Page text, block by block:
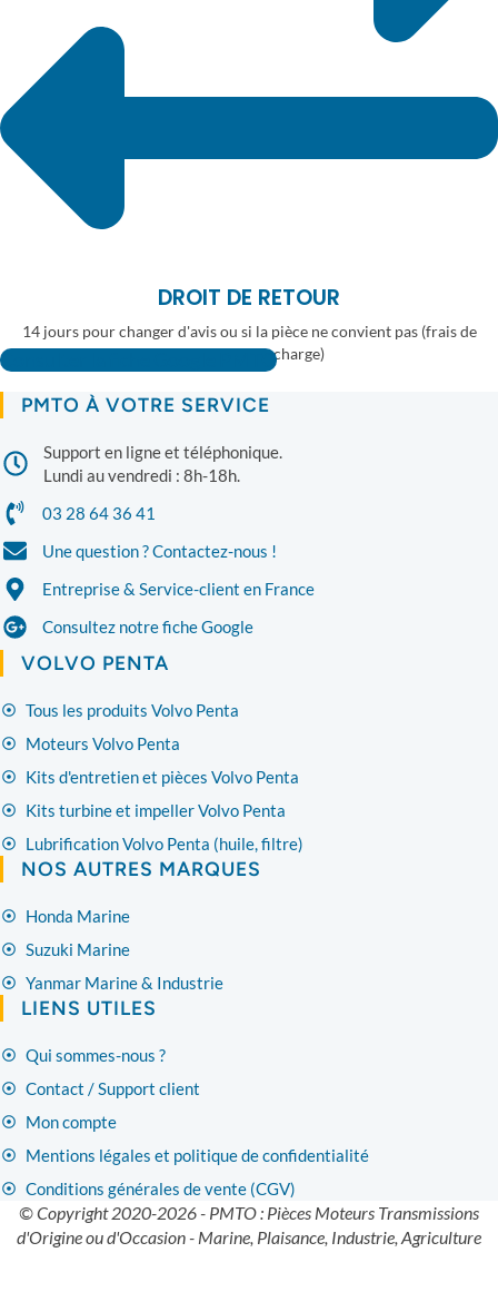
DROIT DE RETOUR
14 jours pour changer d'avis ou si la pièce ne convient pas (frais de
retour à votre charge)
Consulter la fiche Google PMTO
PMTO À VOTRE SERVICE
Support en ligne et téléphonique.
Lundi au vendredi : 8h-18h.
03 28 64 36 41
Une question ? Contactez-nous !
Entreprise & Service-client en France
Consultez notre fiche Google
VOLVO PENTA
Tous les produits Volvo Penta
Moteurs Volvo Penta
Kits d'entretien et pièces Volvo Penta
Kits turbine et impeller Volvo Penta
Lubrification Volvo Penta (huile, filtre)
NOS AUTRES MARQUES
Honda Marine
Suzuki Marine
Yanmar Marine & Industrie
LIENS UTILES
Qui sommes-nous ?
Contact / Support client
Mon compte
Mentions légales et politique de confidentialité
Conditions générales de vente (CGV)
© Copyright 2020-2026 - PMTO : Pièces Moteurs Transmissions
d'Origine ou d'Occasion - Marine, Plaisance, Industrie, Agriculture